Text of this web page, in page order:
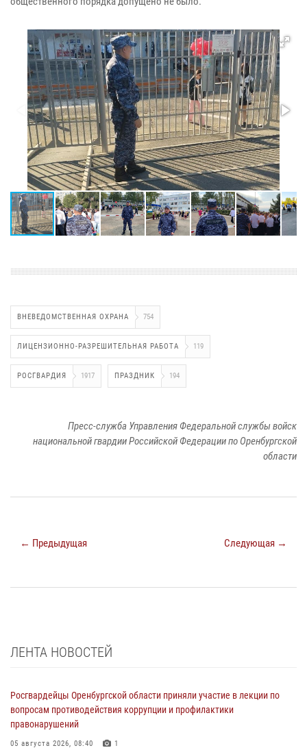
ВНЕВЕДОМСТВЕННАЯ ОХРАНА 754
ЛИЦЕНЗИОННО-РАЗРЕШИТЕЛЬНАЯ РАБОТА 119
РОСГВАРДИЯ 1917 ПРАЗДНИК 194
Пресс-служба Управления Федеральной службы войск
национальной гвардии Российской Федерации по Оренбургской
области
← Предыдущая Следующая →
ЛЕНТА НОВОСТЕЙ
Росгвардейцы Оренбургской области приняли участие в лекции по
вопросам противодействия коррупции и профилактики
правонарушений
05 августа 2026, 08:40 1